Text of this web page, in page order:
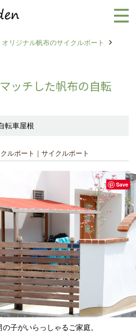
オリジナル帆布のサイクルポート
ッチした帆布の自転
転車屋根
ルポート｜サイクルポート
子がいらっしゃるご家庭。
Save